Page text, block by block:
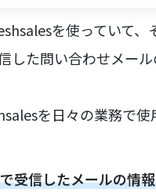
を使っていて
した問い合わせメー
を日々の業務で
受信したメールの情